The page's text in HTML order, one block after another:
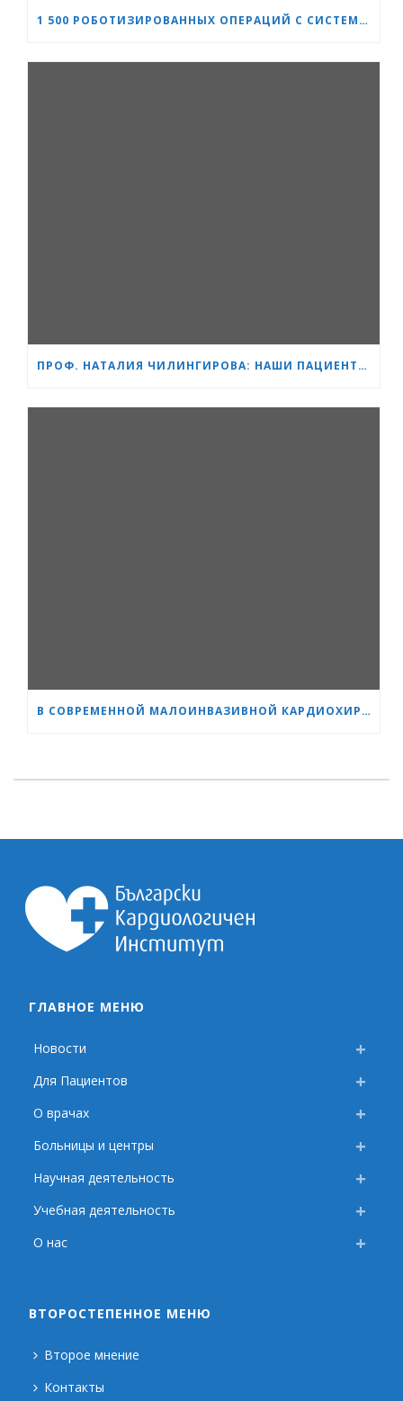
1 500 РОБОТИЗИРОВАННЫХ ОПЕРАЦИЙ С СИСТЕМОЙ DA VINCI: «СЕРДЦЕ И МОЗГ» УКРЕПЛЯЕТ СВОЁ ЛИДЕРСТВО В УРОЛОГИИ
ПРОФ. НАТАЛИЯ ЧИЛИНГИРОВА: НАШИ ПАЦИЕНТЫ — ГЕРОИ, А МЫ ПОМОГАЕМ ИМ СПРАВЛЯТЬСЯ БЫСТРЕЕ И ЛЕГЧЕ
В СОВРЕМЕННОЙ МАЛОИНВАЗИВНОЙ КАРДИОХИРУРГИИ ВОЗРАСТ — ВСЕГО ЛИШЬ ЦИФРА
ГЛАВНОЕ МЕНЮ
Новости
Для Пациентов
О врачах
Больницы и центры
Научная деятельность
Учебная деятельность
О нас
ВТОРОСТЕПЕННОЕ МЕНЮ
Второе мнение
Контакты